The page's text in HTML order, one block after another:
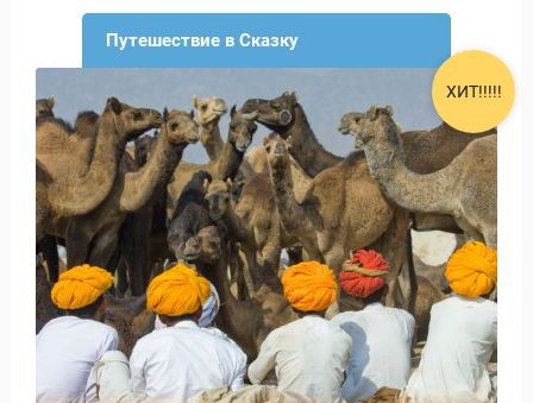
Путешествие в Сказку
ХИТ!!!!!